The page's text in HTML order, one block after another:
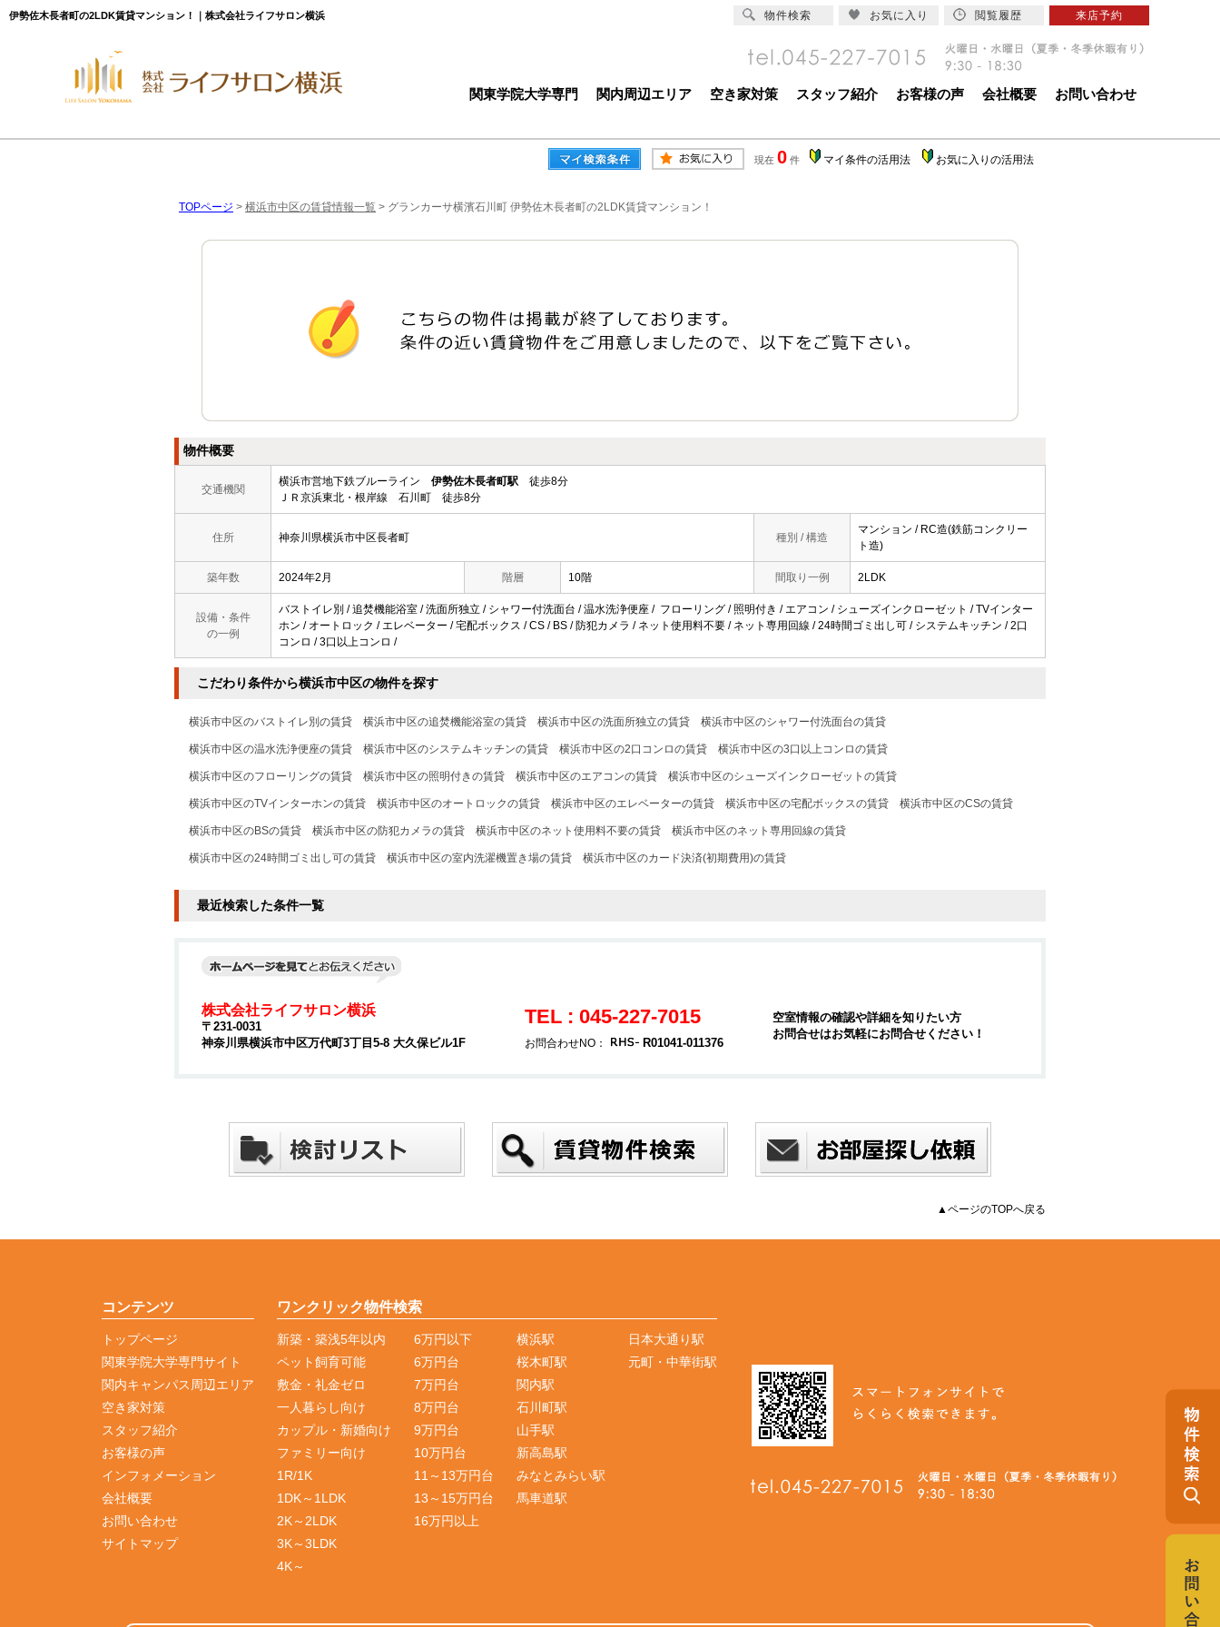
伊勢佐木長者町の2LDK賃貸マンション！｜株式会社ライフサロン横浜
関東学院大学専門 関内周辺エリア 空き家対策 スタッフ紹介 お客様の声 会社概要 お問い合わせ
現在 0 件 マイ条件の活用法 お気に入りの活用法
TOPページ > 横浜市中区の賃貸情報一覧 > グランカーサ横濱石川町 伊勢佐木長者町の2LDK賃貸マンション！
物件概要
交通機関
横浜市営地下鉄ブルーライン 伊勢佐木長者町駅 徒歩8分
ＪＲ京浜東北・根岸線 石川町 徒歩8分
住所 神奈川県横浜市中区長者町 種別 / 構造
マンション / RC造(鉄筋コンクリー
ト造)
築年数 2024年2月 階層 10階 間取り一例 2LDK
設備・条件
の一例
バストイレ別 / 追焚機能浴室 / 洗面所独立 / シャワー付洗面台 / 温水洗浄便座 / フローリング / 照明付き / エアコン / シューズインクローゼット / TVインター
ホン / オートロック / エレベーター / 宅配ボックス / CS / BS / 防犯カメラ / ネット使用料不要 / ネット専用回線 / 24時間ゴミ出し可 / システムキッチン / 2口
コンロ / 3口以上コンロ /
こだわり条件から横浜市中区の物件を探す
横浜市中区のバストイレ別の賃貸 横浜市中区の追焚機能浴室の賃貸 横浜市中区の洗面所独立の賃貸 横浜市中区のシャワー付洗面台の賃貸
横浜市中区の温水洗浄便座の賃貸 横浜市中区のシステムキッチンの賃貸 横浜市中区の2口コンロの賃貸 横浜市中区の3口以上コンロの賃貸
横浜市中区のフローリングの賃貸 横浜市中区の照明付きの賃貸 横浜市中区のエアコンの賃貸 横浜市中区のシューズインクローゼットの賃貸
横浜市中区のTVインターホンの賃貸 横浜市中区のオートロックの賃貸 横浜市中区のエレベーターの賃貸 横浜市中区の宅配ボックスの賃貸 横浜市中区のCSの賃貸
横浜市中区のBSの賃貸 横浜市中区の防犯カメラの賃貸 横浜市中区のネット使用料不要の賃貸 横浜市中区のネット専用回線の賃貸
横浜市中区の24時間ゴミ出し可の賃貸 横浜市中区の室内洗濯機置き場の賃貸 横浜市中区のカード決済(初期費用)の賃貸
最近検索した条件一覧
株式会社ライフサロン横浜
〒231-0031
神奈川県横浜市中区万代町3丁目5-8 大久保ビル1F
TEL : 045-227-7015
お問合わせNO： R01041-011376
空室情報の確認や詳細を知りたい方
お問合せはお気軽にお問合せください！
▲ページのTOPへ戻る
コンテンツ
トップページ
関東学院大学専門サイト
関内キャンパス周辺エリア
空き家対策
スタッフ紹介
お客様の声
インフォメーション
会社概要
お問い合わせ
サイトマップ
ワンクリック物件検索
新築・築浅5年以内
ペット飼育可能
敷金・礼金ゼロ
一人暮らし向け
カップル・新婚向け
ファミリー向け
1R/1K
1DK～1LDK
2K～2LDK
3K～3LDK
4K～
6万円以下
6万円台
7万円台
8万円台
9万円台
10万円台
11～13万円台
13～15万円台
16万円以上
横浜駅
桜木町駅
関内駅
石川町駅
山手駅
新高島駅
みなとみらい駅
馬車道駅
日本大通り駅
元町・中華街駅
物件検索 お気に入り 閲覧履歴 来店予約